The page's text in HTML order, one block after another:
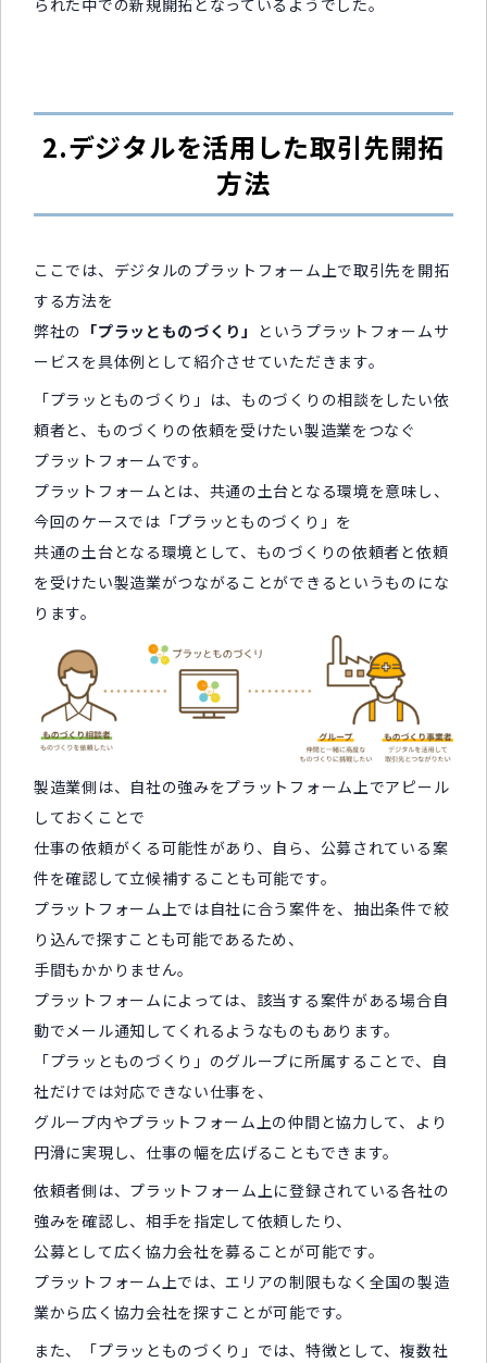
2.デジタルを活用した取引先開拓
方法
ここでは、デジタルのプラットフォーム上で取引先を開拓
する方法を
弊社の 「プラッとものづくり」 というプラットフォームサ
ービスを具体例として紹介させていただきます。
「プラッとものづくり」は、ものづくりの相談をしたい依
頼者と、ものづくりの依頼を受けたい製造業をつなぐ
プラットフォームです。
プラットフォームとは、共通の土台となる環境を意味し、
今回のケースでは「プラッとものづくり」を
共通の土台となる環境として、ものづくりの依頼者と依頼
を受けたい製造業がつながることができるというものにな
ります。
製造業側は、自社の強みをプラットフォーム上でアピール
しておくことで
仕事の依頼がくる可能性があり、自ら、公募されている案
件を確認して立候補することも可能です。
プラットフォーム上では自社に合う案件を、抽出条件で絞
り込んで探すことも可能であるため、
手間もかかりません。
プラットフォームによっては、該当する案件がある場合自
動でメール通知してくれるようなものもあります。
「プラッとものづくり」のグループに所属することで、自
社だけでは対応できない仕事を、
グループ内やプラットフォーム上の仲間と協力して、より
円滑に実現し、仕事の幅を広げることもできます。
依頼者側は、プラットフォーム上に登録されている各社の
強みを確認し、相手を指定して依頼したり、
公募として広く協力会社を募ることが可能です。
プラットフォーム上では、エリアの制限もなく全国の製造
業から広く協力会社を探すことが可能です。
また、「プラッとものづくり」では、特徴として、複数社